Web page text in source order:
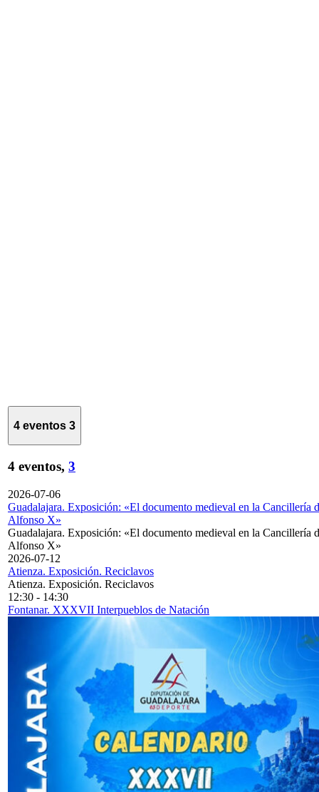
4 eventos 3
4 eventos, 3
2026-07-06
Guadalajara. Exposición: «El documento medieval en la Cancillería
Alfonso X»
Guadalajara. Exposición: «El documento medieval en la Cancillería
Alfonso X»
2026-07-12
Atienza. Exposición. Reciclavos
Atienza. Exposición. Reciclavos
12:30 - 14:30
Fontanar. XXXVII Interpueblos de Natación